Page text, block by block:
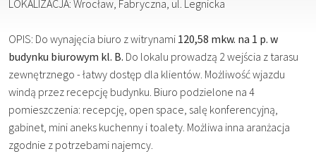
LOKALIZACJA: Wrocław, Fabryczna, ul. Legnicka
OPIS: Do wynajęcia biuro z witrynami 120,58 mkw. na 1 p. w
budynku biurowym kl. B. Do lokalu prowadzą 2 wejścia z tarasu
zewnętrznego - łatwy dostęp dla klientów. Możliwość wjazdu
windą przez recepcję budynku. Biuro podzielone na 4
pomieszczenia: recepcję, open space, salę konferencyjną,
gabinet, mini aneks kuchenny i toalety. Możliwa inna aranżacja
zgodnie z potrzebami najemcy.